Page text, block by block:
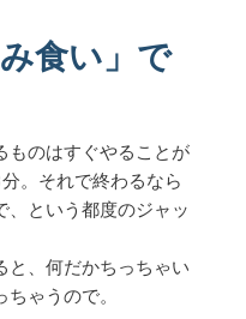
食い」で
ものはすぐやることが
。それで終わるなら
、という都度のジャッ
と、何だかちっちゃい
ゃうので。